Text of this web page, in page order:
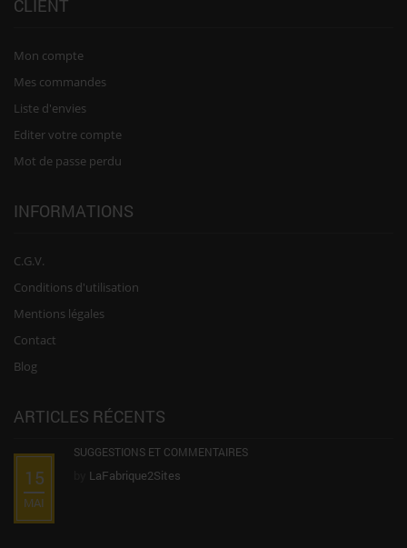
CLIENT
Mon compte
Mes commandes
Liste d'envies
Editer votre compte
Mot de passe perdu
INFORMATIONS
C.G.V.
Conditions d'utilisation
Mentions légales
Contact
Blog
ARTICLES RÉCENTS
15
MAI
SUGGESTIONS ET COMMENTAIRES
LaFabrique2Sites